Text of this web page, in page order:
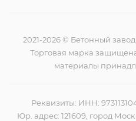
2021-2026 © Бетонный
Торговая марка
материалы
Реквизиты: ИНН:
Юр. адрес: 121609, город